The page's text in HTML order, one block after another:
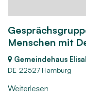
Menschen mit
Gemeindehaus
DE-22527 Hamburg
Weiterlesen